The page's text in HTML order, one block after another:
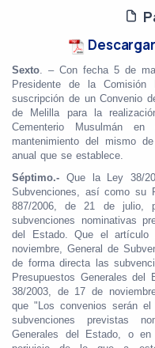
Sexto. – Con fecha 5 de
Presidente de la
suscripción de un Convenio
de Melilla para la
Cementerio Musulmán
mantenimiento del mismo
anual que se establece.
Séptimo.- Que la Ley 38/
Subvenciones, así como su
887/2006, de 21 de julio,
subvenciones nominativas
del Estado. Que el
noviembre, General de
de forma directa las
Presupuestos Generales
38/2003, de 17 de
que "Los convenios serán el
subvenciones previstas
Generales del Estado, o